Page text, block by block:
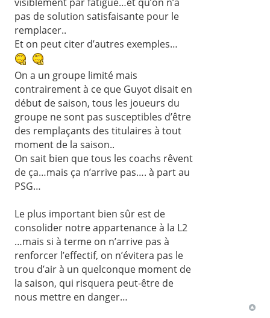
pas de solution satisfaisante pour le
remplacer..
Et on peut citer d’autres exemples…
On a un groupe limité mais
contrairement à ce que Guyot disait en
début de saison, tous les joueurs du
groupe ne sont pas susceptibles d’être
des remplaçants des titulaires à tout
moment de la saison..
On sait bien que tous les coachs rêvent
de ça…mais ça n’arrive pas…. à part au
PSG…
Le plus important bien sûr est de
consolider notre appartenance à la L2
…mais si à terme on n’arrive pas à
renforcer l’effectif, on n’évitera pas le
trou d’air à un quelconque moment de
la saison, qui risquera peut-être de
nous mettre en danger…